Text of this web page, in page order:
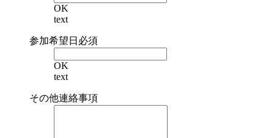
OK
text
参加希望日 必須
OK
text
その他連絡事項